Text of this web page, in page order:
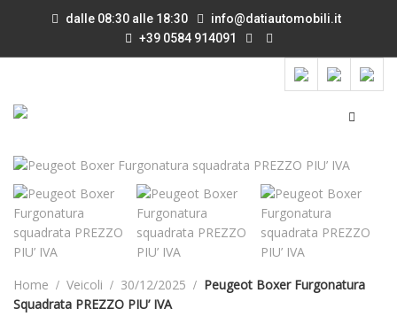
dalle 08:30 alle 18:30
info@datiautomobili.it
+39 0584 914091
Home Veicoli 30/12/2025
Peugeot Boxer Furgonatura
Squadrata PREZZO PIU’ IVA